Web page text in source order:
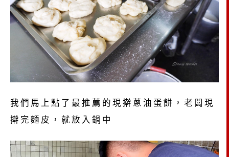
我們馬上點了最推薦的現擀蔥油蛋餅，老闆現
擀完麵皮，就放入鍋中